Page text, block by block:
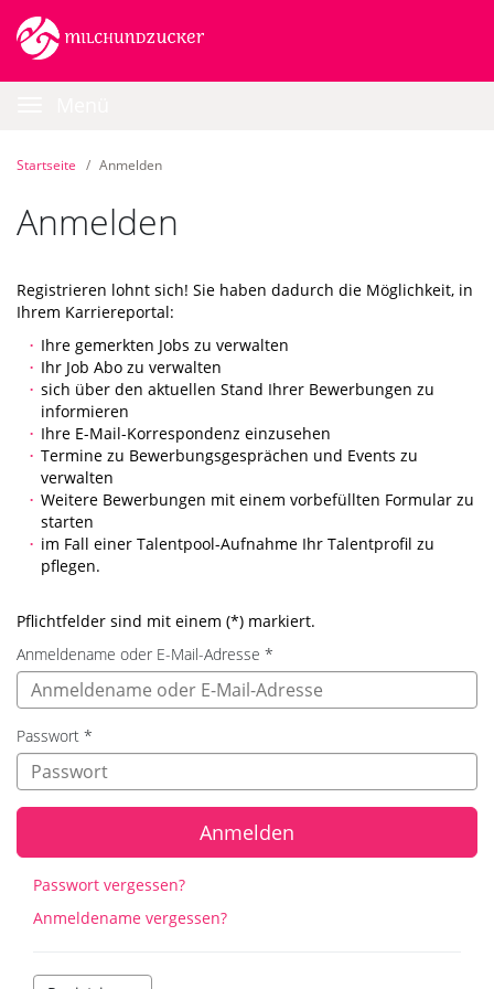
Zum
Inhalt
Anmelden
Zur
Navigation
Zur
Startseite
STELLENMARKT
EDITION
&
zucker
GmbH
Startseite Anmelden
Anmelden
Registrieren lohnt sich! Sie haben dadurch die Möglichkeit, in
Ihrem Karriereportal:
Ihre gemerkten Jobs zu verwalten
Ihr Job Abo zu verwalten
sich über den aktuellen Stand Ihrer Bewerbungen zu
informieren
Ihre E-Mail-Korrespondenz einzusehen
Termine zu Bewerbungsgesprächen und Events zu
verwalten
Weitere Bewerbungen mit einem vorbefüllten Formular zu
starten
im Fall einer Talentpool-Aufnahme Ihr Talentprofil zu
pflegen.
Pflichtfelder sind mit einem (*) markiert.
Anmeldename oder E-Mail-Adresse *
Passwort *
Anmelden
Passwort vergessen?
Anmeldename vergessen?